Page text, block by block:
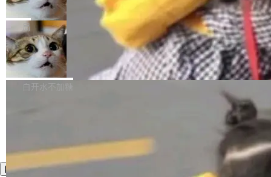
里日夜不停地"烧钱"。 复盘显示，...
ding in silos"——各自为战，互不通气。 这个判
断从他嘴里说出来分量不同。Hugging Face 是
全球最大的开源 AI 平台，上面跑着上百万个模
型。谁在开源赛道上领先，...
家居控制、家庭实验室，都算稀奇事。 Crawsh
aw 是 Shelley 的作者，一个开源 AI coding age
nt。他最近在博客上写了一篇文章，核心论点很
简单：开发者工具必须开源。 理由不是传统的自
由软件情怀，而是一个跟 AI agent 直接相关的
技术判断。 两行 prompt 就能个性化任何软件 C
网最大规模开源 Agent 路演现场诞生
一条内测招募帖，发出去的时候大概没人想到它
会变成一场开源 Agent 生态的路演。 8月1日，
DeepSeek Harness 团队负责人崔添翼（tiany
i）在 X 上发帖： 「如果你是 Agent Harness 相
关开源项目的开发者，希望参加 DeepSeek Har
ness 的内测，可以回复或私信联系我。请附上
Harness 负责把能力落到真实环境中——调用工
具、读写文件、管理上下文、处理错误、完成闭
环。崔添翼招人的标...
局
商汤 SenseNova U1.5-Lite-Preview
开源
商汤科技宣布面向社区开源轻量级统一多模态模
型的预览版本 SenseNova U1.5-Lite-Preview。
理解、推理、生成与编辑，还仅以 8B-MoT 的轻
量大小，将能力推进到4K、更精细的真实质感、
更复杂的视觉控制和可持续迭代编辑。 相比 U
白开水不加糖